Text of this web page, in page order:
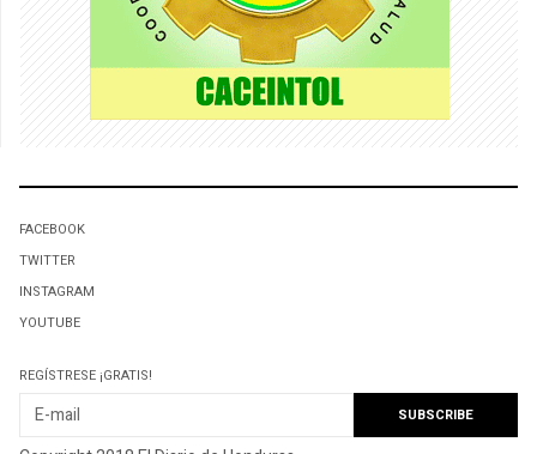
FACEBOOK
TWITTER
INSTAGRAM
YOUTUBE
REGÍSTRESE ¡GRATIS!